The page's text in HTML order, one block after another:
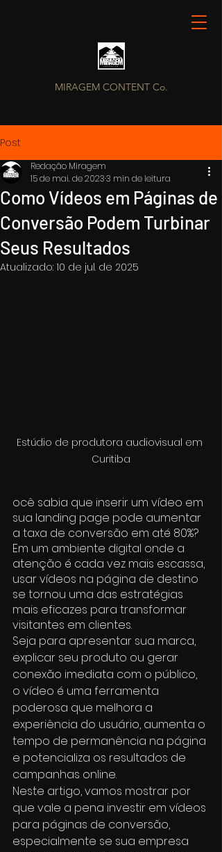
MIRAGEM CONTENT Co.
Post
Como Vídeos em Páginas de
Conversão Podem Turbinar
Seus Resultados
Redação Miragem
15 de mai. de 20233 min de leitura
Atualizado: 10 de jul. de 2025
Estúdio de produtora audiovisual em
Curitiba
ocê sabia que inserir um vídeo em
sua landing page pode aumentar
a taxa de conversão em até 80%?
Em um ambiente digital onde a
atenção é cada vez mais escassa,
usar vídeos na página de destino
se tornou uma das estratégias
mais eficazes para transformar
visitantes em clientes.
Seja para apresentar sua marca,
explicar seu produto ou gerar
conexão imediata com o público,
o vídeo é uma ferramenta
poderosa que melhora a
experiência do usuário, aumenta o
tempo de permanência na página
e potencializa os resultados de
campanhas online.
Neste artigo, vamos mostrar por
que vale a pena investir em vídeos
para páginas de conversão,
especialmente se sua empresa